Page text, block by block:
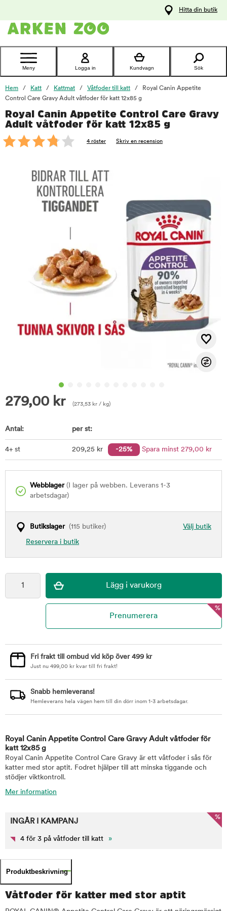
Kontakta
Hitta din butik
Meny Logga in Kundvagn Sök
Hem Katt Kattmat Våtfoder till katt
Royal Canin Appetite
Control Care Gravy Adult våtfoder för katt 12x85 g
Royal Canin Appetite Control Care Gravy
Adult våtfoder för katt 12x85 g
4 röster Skriv en recension
279,00 kr (273,53 kr / kg)
Antal: per st:
4+ st 209,25 kr -25% Spara minst 279,00 kr
Webblager(I lager på webben. Leverans 1-3
arbetsdagar)
Välj butik
Butikslager(115 butiker)
Reservera i butik
foo
%
Fri frakt till ombud vid köp över 499 kr
Just nu 499,00 kr kvar till fri frakt!
Snabb hemleverans!
Hemleverans hela vägen hem till din dörr inom 1-3 arbetsdagar.
Royal Canin Appetite Control Care Gravy Adult våtfoder för
katt 12x85 g
Royal Canin Appetite Control Care Gravy är ett våtfoder i sås för
katter med stor aptit. Fodret hjälper till att minska tiggande och
stödjer viktkontroll.
Mer information
%
INGÅR I KAMPANJ
4 för 3 på våtfoder till katt »
Produktbeskrivning
Våtfoder för katter med stor aptit